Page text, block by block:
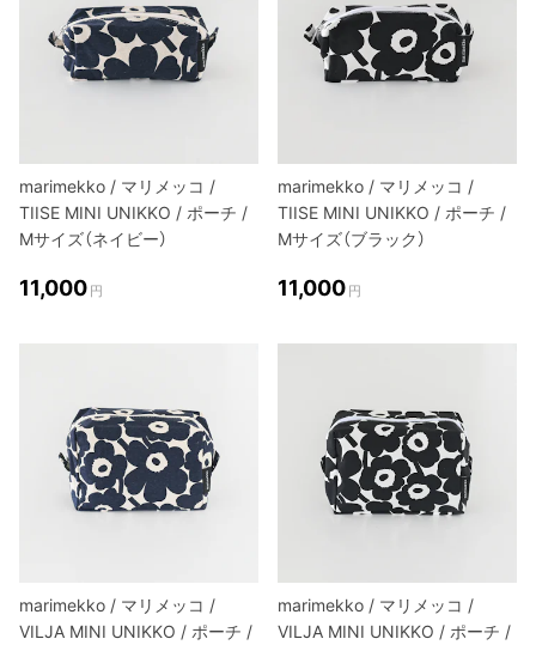
marimekko / マリメッコ /
TIISE MINI UNIKKO / ポーチ /
Mサイズ（ネイビー）
11,000 円
marimekko / マリメッコ /
TIISE MINI UNIKKO / ポーチ /
Mサイズ（ブラック）
11,000 円
marimekko / マリメッコ /
VILJA MINI UNIKKO / ポーチ /
marimekko / マリメッコ /
VILJA MINI UNIKKO / ポーチ /